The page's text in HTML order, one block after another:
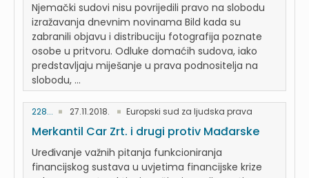
Njemački sudovi nisu povrijedili pravo na slobodu
izražavanja dnevnim novinama Bild kada su
zabranili objavu i distribuciju fotografija poznate
osobe u pritvoru. Odluke domaćih sudova, iako
predstavljaju miješanje u prava podnositelja na
slobodu, ...
228... 27.11.2018. Europski sud za ljudska prava
Merkantil Car Zrt. i drugi protiv Mađarske
Uređivanje važnih pitanja funkcioniranja
financijskog sustava u uvjetima financijske krize